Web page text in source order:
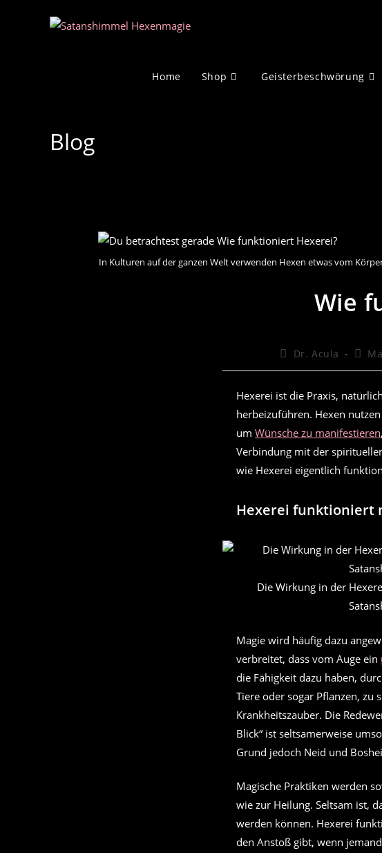
Home Shop Geisterbeschwörung
Blog
In Kulturen auf der ganzen Welt verwenden Hexen etwas vom
Wie
Beitrags-
Dr. Acula
Hexerei ist die Praxis,
herbeizuführen. Hexen
um Wünsche zu manifestieren
Verbindung mit der
wie Hexerei eigentlich
Hexerei funktioniert
Die Wirkung in der
Magie wird häufig dazu
verbreitet, dass vom Auge ein
die Fähigkeit dazu haben,
Tiere oder sogar Pflanzen, zu
Krankheitszauber. Die
Blick“ ist seltsamerweise
Grund jedoch Neid und
Magische Praktiken werden
wie zur Heilung. Seltsam ist,
werden können. Hexerei
den Anstoß gibt, wenn jemand